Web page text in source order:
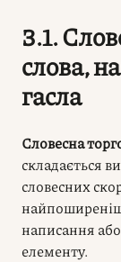
3.1.
слова,
гасла
Словесна
складається
словесних
написання
елементу.